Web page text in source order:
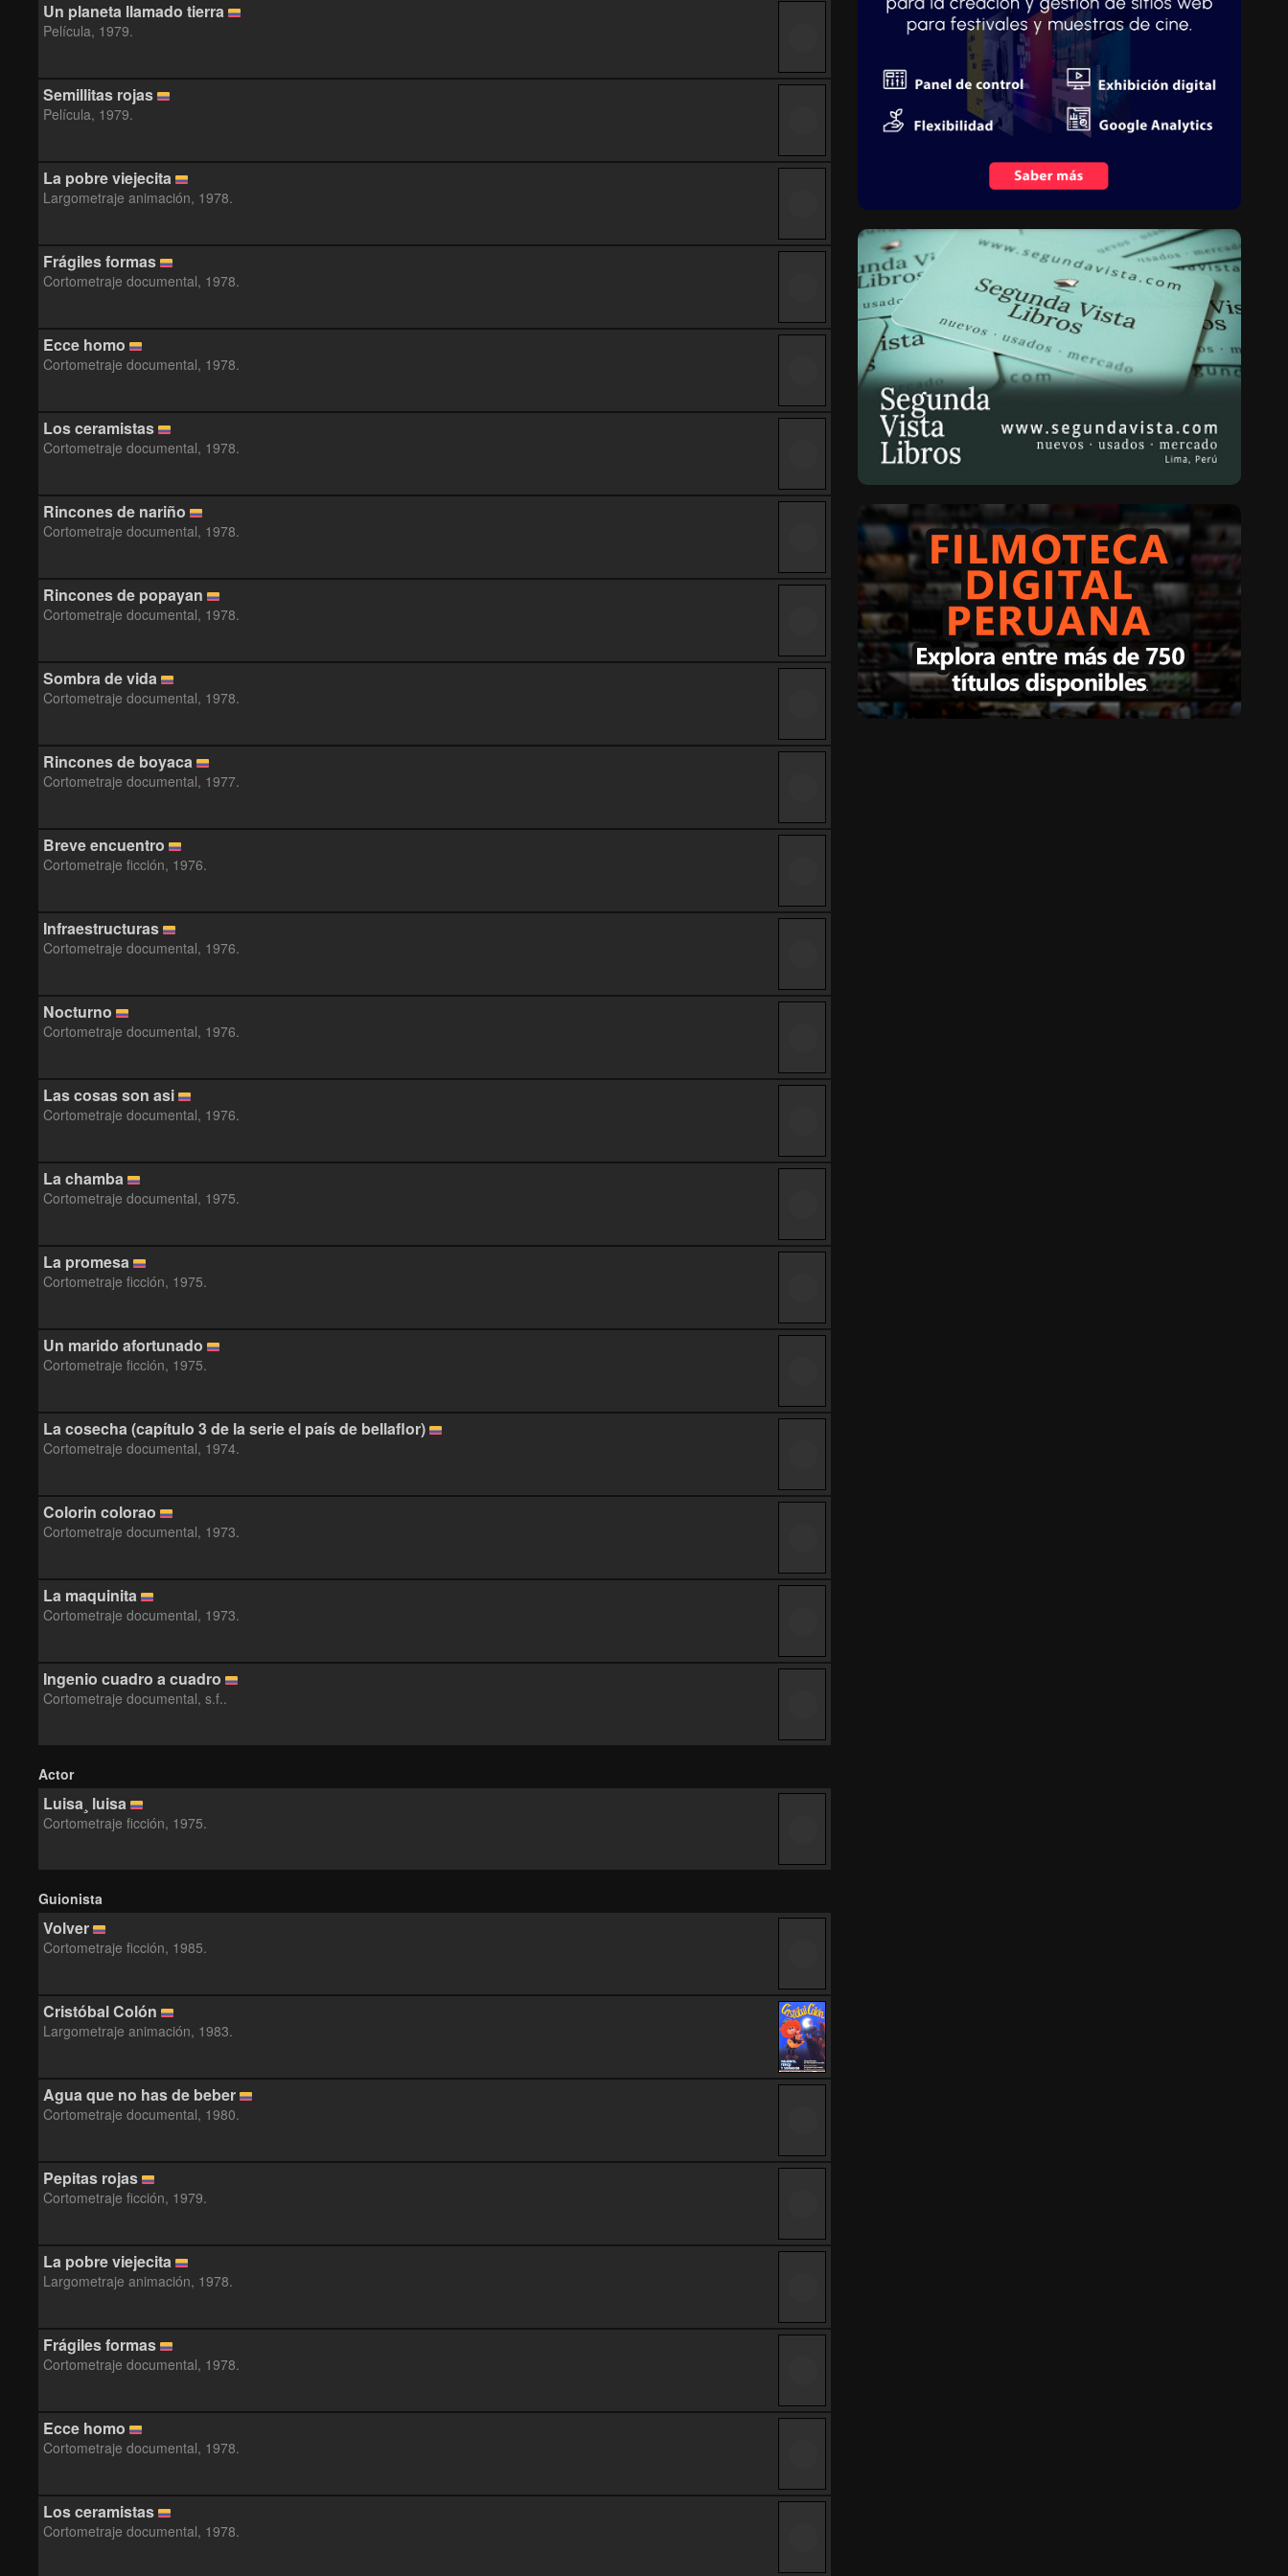
Un planeta llamado tierra
Película, 1979.
Semillitas rojas
Película, 1979.
La pobre viejecita
Largometraje animación, 1978.
Frágiles formas
Cortometraje documental, 1978.
Ecce homo
Cortometraje documental, 1978.
Los ceramistas
Cortometraje documental, 1978.
Rincones de nariño
Cortometraje documental, 1978.
Rincones de popayan
Cortometraje documental, 1978.
Sombra de vida
Cortometraje documental, 1978.
Rincones de boyaca
Cortometraje documental, 1977.
Breve encuentro
Cortometraje ficción, 1976.
Infraestructuras
Cortometraje documental, 1976.
Nocturno
Cortometraje documental, 1976.
Las cosas son asi
Cortometraje documental, 1976.
La chamba
Cortometraje documental, 1975.
La promesa
Cortometraje ficción, 1975.
Un marido afortunado
Cortometraje ficción, 1975.
La cosecha (capítulo 3 de la serie el país de bellaflor)
Cortometraje documental, 1974.
Colorin colorao
Cortometraje documental, 1973.
La maquinita
Cortometraje documental, 1973.
Ingenio cuadro a cuadro
Cortometraje documental, s.f..
Actor
Luisa¸ luisa
Cortometraje ficción, 1975.
Guionista
Volver
Cortometraje ficción, 1985.
Cristóbal Colón
Largometraje animación, 1983.
Agua que no has de beber
Cortometraje documental, 1980.
Pepitas rojas
Cortometraje ficción, 1979.
La pobre viejecita
Largometraje animación, 1978.
Frágiles formas
Cortometraje documental, 1978.
Ecce homo
Cortometraje documental, 1978.
Los ceramistas
Cortometraje documental, 1978.